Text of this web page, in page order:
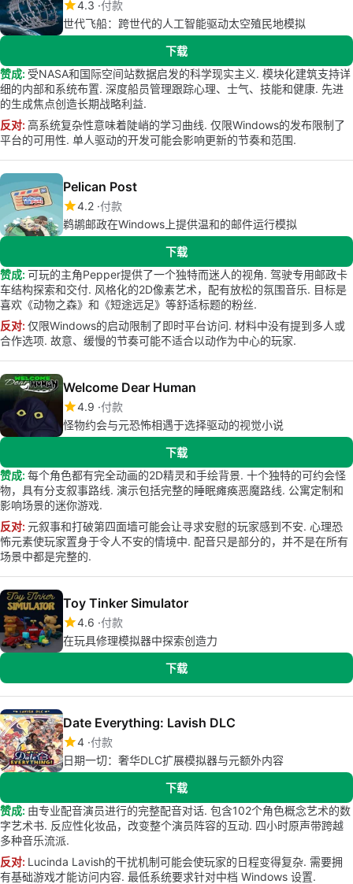
4.3 付款
世代飞船：跨世代的人工智能驱动太空殖民地模拟
下载
赞成: 受NASA和国际空间站数据启发的科学现实主义. 模块化建筑支持详
细的内部和系统布置. 深度船员管理跟踪心理、士气、技能和健康. 先进
的生成焦点创造长期战略利益.
反对: 高系统复杂性意味着陡峭的学习曲线. 仅限Windows的发布限制了
平台的可用性. 单人驱动的开发可能会影响更新的节奏和范围.
Pelican Post
4.2 付款
鹈鹕邮政在Windows上提供温和的邮件运行模拟
下载
赞成: 可玩的主角Pepper提供了一个独特而迷人的视角. 驾驶专用邮政卡
车结构探索和交付. 风格化的2D像素艺术，配有放松的氛围音乐. 目标是
喜欢《动物之森》和《短途远足》等舒适标题的粉丝.
反对: 仅限Windows的启动限制了即时平台访问. 材料中没有提到多人或
合作选项. 故意、缓慢的节奏可能不适合以动作为中心的玩家.
Welcome Dear Human
4.9 付款
怪物约会与元恐怖相遇于选择驱动的视觉小说
下载
赞成: 每个角色都有完全动画的2D精灵和手绘背景. 十个独特的可约会怪
物，具有分支叙事路线. 演示包括完整的睡眠瘫痪恶魔路线. 公寓定制和
影响场景的迷你游戏.
反对: 元叙事和打破第四面墙可能会让寻求安慰的玩家感到不安. 心理恐
怖元素使玩家置身于令人不安的情境中. 配音只是部分的，并不是在所有
场景中都是完整的.
Toy Tinker Simulator
4.6 付款
在玩具修理模拟器中探索创造力
下载
Date Everything: Lavish DLC
4 付款
日期一切：奢华DLC扩展模拟器与元额外内容
下载
赞成: 由专业配音演员进行的完整配音对话. 包含102个角色概念艺术的数
字艺术书. 反应性化妆品，改变整个演员阵容的互动. 四小时原声带跨越
多种音乐流派.
反对: Lucinda Lavish的干扰机制可能会使玩家的日程变得复杂. 需要拥
有基础游戏才能访问内容. 最低系统要求针对中档 Windows 设置.